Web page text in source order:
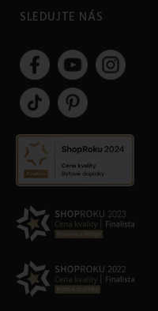
SLEDUJTE NÁS